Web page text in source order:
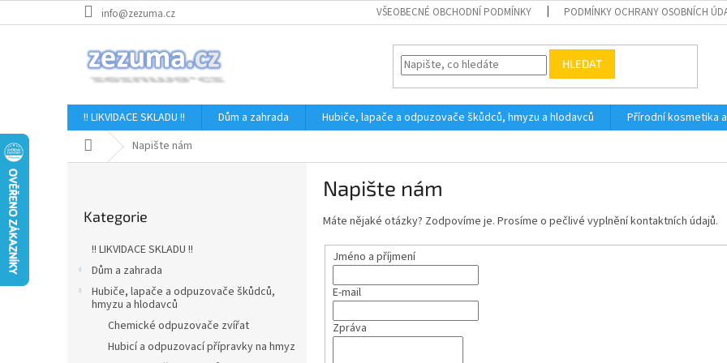
na
info@zezuma.cz VŠEOBECNÉ OBCHODNÍ PODMÍNKY PODMÍNKY OCHRANY OSOBNÍCH
HLEDAT
!! LIKVIDACE SKLADU !! Dům a zahrada Hubiče, lapače a odpuzovače škůdců, hmyzu a hlodavců Přírodní kosmetika
Domů Napište nám
kategorie
Kategorie
!! LIKVIDACE SKLADU !!
Dům a zahrada
Hubiče, lapače a odpuzovače škůdců,
hmyzu a hlodavců
Chemické odpuzovače zvířat
Hubicí a odpuzovací přípravky na hmyz
Napište nám
Máte nějaké otázky? Zodpovíme je. Prosíme o pečlivé vyplnění kontaktních údajů.
Jméno a příjmení
E-mail
Zpráva